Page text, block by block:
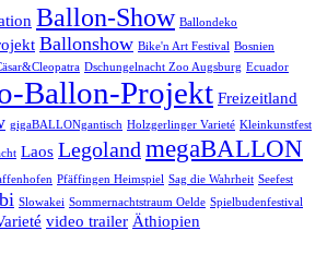
Ballon-Show Ballondeko
Ballonshow Bike'n Art Festival Bosnien
Dschungelnacht Zoo Augsburg Ecuador
Ballon-Projekt Freizeitland
gigaBALLONgantisch Holzgerlinger Varieté Kleinkunstfest
Laos Legoland megaBALLON
Pfäffingen Heimspiel Sag die Wahrheit Seefest
Slowakei Sommernachtstraum Oelde Spielbudenfestival
video trailer Äthiopien